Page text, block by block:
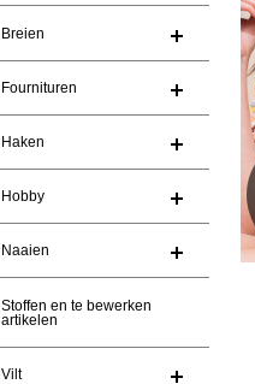
Breien
Fournituren
Haken
Hobby
Naaien
Stoffen en te bewerken
artikelen
Vilt